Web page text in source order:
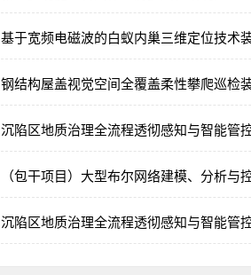
基于宽频电磁波的白蚁内巢三维定位技术
钢结构屋盖视觉空间全覆盖柔性攀爬巡检
沉陷区地质治理全流程透彻感知与智能管
（包干项目）大型布尔网络建模、分析与
沉陷区地质治理全流程透彻感知与智能管